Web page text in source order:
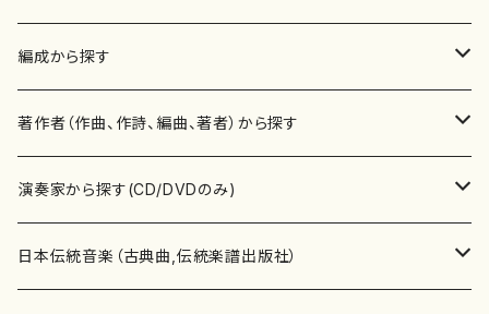
楽譜
書籍
書籍
テキストブック
CD・DVD
チケット
編成から探す
邦楽器
箏・琴（ソロ）
箏・琴（合奏）
合唱
混声合唱
歌・声
著作者（作曲、作詩、編曲、著者）から探す
あ行
青木省三(アオキ ショウゾウ)
か行
演奏家から探す(CD/DVDのみ)
邦楽（箏、三味線、尺八等）演奏家
日本伝統音楽（古典曲,伝統楽譜出版社）